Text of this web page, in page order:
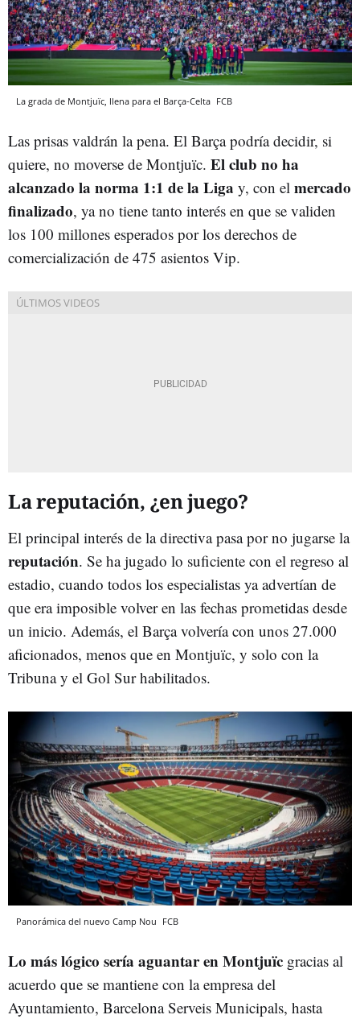
La grada de Montjuïc, llena para el Barça-Celta FCB
Las prisas valdrán la pena. El Barça podría decidir, si
quiere, no moverse de Montjuïc. El club no ha
alcanzado la norma 1:1 de la Liga y, con el mercado
finalizado, ya no tiene tanto interés en que se validen
los 100 millones esperados por los derechos de
comercialización de 475 asientos Vip.
La reputación, ¿en juego?
El principal interés de la directiva pasa por no jugarse la
reputación. Se ha jugado lo suficiente con el regreso al
estadio, cuando todos los especialistas ya advertían de
que era imposible volver en las fechas prometidas desde
un inicio. Además, el Barça volvería con unos 27.000
aficionados, menos que en Montjuïc, y solo con la
Tribuna y el Gol Sur habilitados.
Panorámica del nuevo Camp Nou FCB
Lo más lógico sería aguantar en Montjuïc gracias al
acuerdo que se mantiene con la empresa del
Ayuntamiento, Barcelona Serveis Municipals, hasta